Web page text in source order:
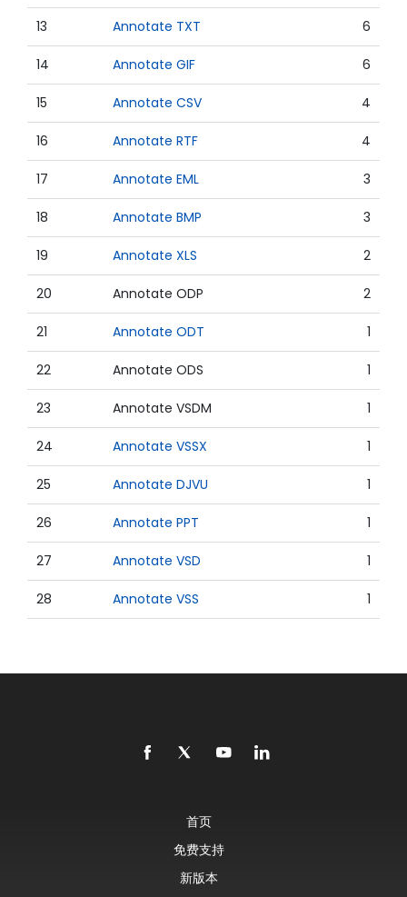
13 Annotate TXT 6
14 Annotate GIF 6
15 Annotate CSV 4
16 Annotate RTF 4
17 Annotate EML 3
18 Annotate BMP 3
19 Annotate XLS 2
20 Annotate ODP 2
21 Annotate ODT 1
22 Annotate ODS 1
23 Annotate VSDM 1
24 Annotate VSSX 1
25 Annotate DJVU 1
26 Annotate PPT 1
27 Annotate VSD 1
28 Annotate VSS 1
首页
免费支持
新版本